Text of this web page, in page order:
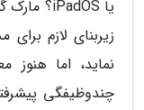
زیربنای لازم
نماید، اما